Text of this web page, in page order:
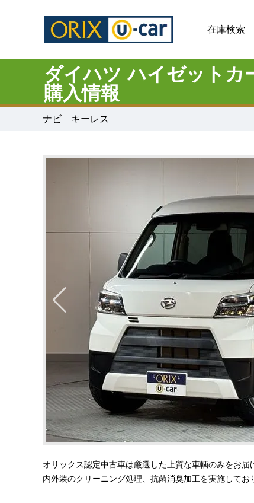
在庫検索
ダイハツ ハイゼット
購入情報
ナビ キーレス
オリックス認定中古車は厳選した上質な車輌のみをお
内外装のクリーニング処理、抗菌消臭加工を実施してお